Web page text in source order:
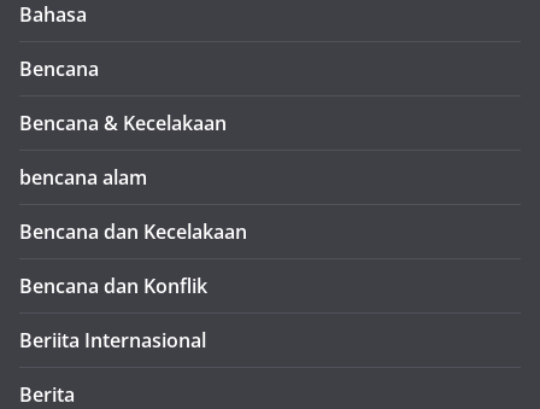
Bahasa
Bencana
Bencana & Kecelakaan
bencana alam
Bencana dan Kecelakaan
Bencana dan Konflik
Beriita Internasional
Berita